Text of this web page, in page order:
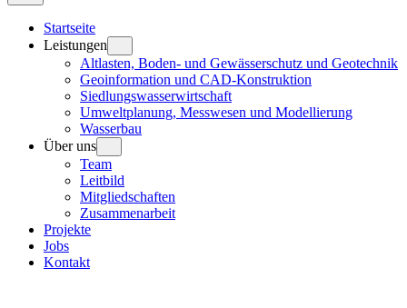
Startseite
Leistungen
Altlasten, Boden- und Gewässerschutz und Geotechnik
Geoinformation und CAD-Konstruktion
Siedlungswasserwirtschaft
Umweltplanung, Messwesen und Modellierung
Wasserbau
Über uns
Team
Leitbild
Mitgliedschaften
Zusammenarbeit
Projekte
Jobs
Kontakt